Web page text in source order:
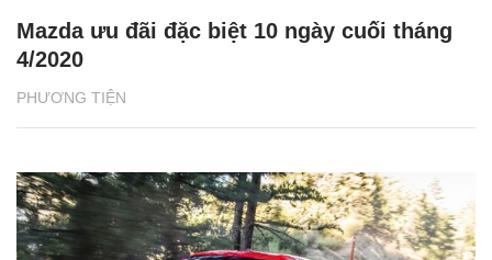
PHƯƠNG TIỆN
Mazda ưu đãi đặc biệt 10 ngày cuối tháng
4/2020